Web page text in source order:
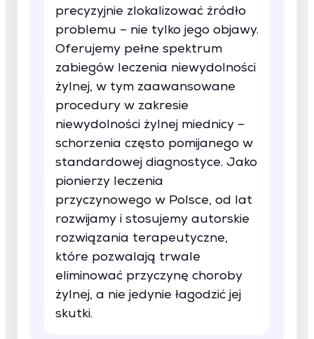
precyzyjnie zlokalizować źródło
problemu – nie tylko jego objawy.
Oferujemy pełne spektrum
zabiegów leczenia niewydolności
żylnej, w tym zaawansowane
procedury w zakresie
niewydolności żylnej miednicy –
schorzenia często pomijanego w
standardowej diagnostyce. Jako
pionierzy leczenia
przyczynowego w Polsce, od lat
rozwijamy i stosujemy autorskie
rozwiązania terapeutyczne,
które pozwalają trwale
eliminować przyczynę choroby
żylnej, a nie jedynie łagodzić jej
skutki.